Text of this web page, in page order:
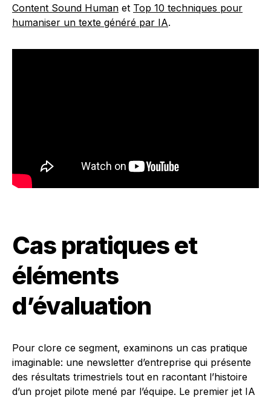
Content Sound Human et Top 10 techniques pour
humaniser un texte généré par IA.
Cas pratiques et
éléments
d’évaluation
Pour clore ce segment, examinons un cas pratique
imaginable: une newsletter d’entreprise qui présente
des résultats trimestriels tout en racontant l’histoire
d’un projet pilote mené par l’équipe. Le premier jet IA